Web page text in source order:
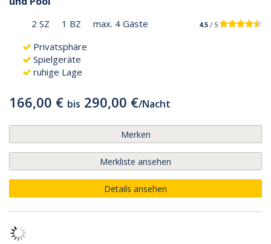
2 SZ 1 BZ max. 4 Gäste 4.5 / 5
Privatsphäre
Spielgeräte
ruhige Lage
166,00 € bis 290,00 €/Nacht
Merken
Merkliste ansehen
Details ansehen